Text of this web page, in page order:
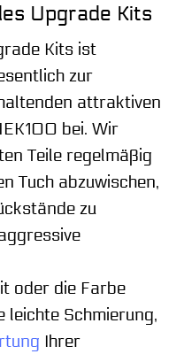
Upgrade Kits
Kits ist
zur
attraktiven
bei. Wir
Teile regelmäßig
Tuch abzuwischen,
zu
oder die Farbe
leichte Schmierung,
Ihrer